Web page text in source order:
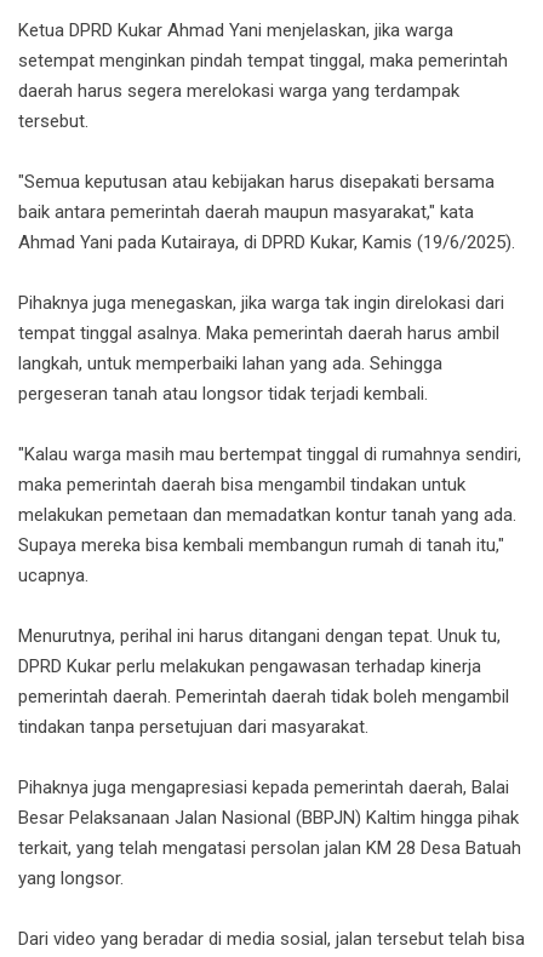
Ketua DPRD Kukar Ahmad Yani menjelaskan, jika warga
setempat menginkan pindah tempat tinggal, maka pemerintah
daerah harus segera merelokasi warga yang terdampak
tersebut.
"Semua keputusan atau kebijakan harus disepakati bersama
baik antara pemerintah daerah maupun masyarakat," kata
Ahmad Yani pada Kutairaya, di DPRD Kukar, Kamis (19/6/2025).
Pihaknya juga menegaskan, jika warga tak ingin direlokasi dari
tempat tinggal asalnya. Maka pemerintah daerah harus ambil
langkah, untuk memperbaiki lahan yang ada. Sehingga
pergeseran tanah atau longsor tidak terjadi kembali.
"Kalau warga masih mau bertempat tinggal di rumahnya sendiri,
maka pemerintah daerah bisa mengambil tindakan untuk
melakukan pemetaan dan memadatkan kontur tanah yang ada.
Supaya mereka bisa kembali membangun rumah di tanah itu,"
ucapnya.
Menurutnya, perihal ini harus ditangani dengan tepat. Unuk tu,
DPRD Kukar perlu melakukan pengawasan terhadap kinerja
pemerintah daerah. Pemerintah daerah tidak boleh mengambil
tindakan tanpa persetujuan dari masyarakat.
Pihaknya juga mengapresiasi kepada pemerintah daerah, Balai
Besar Pelaksanaan Jalan Nasional (BBPJN) Kaltim hingga pihak
terkait, yang telah mengatasi persolan jalan KM 28 Desa Batuah
yang longsor.
Dari video yang beradar di media sosial, jalan tersebut telah bisa